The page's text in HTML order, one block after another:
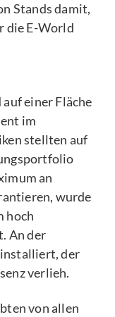
Stands damit,
die E-World
einer Fläche
im
stellten auf
an
wurde
hoch
An der
installiert, der
verlieh.
von allen